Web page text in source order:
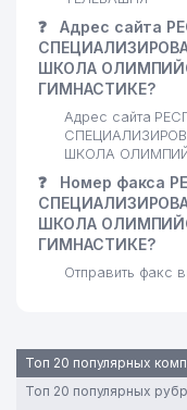
❓
Адрес сайта
ШКОЛА
ГИМНАСТИКЕ?
Адрес сайта
ШКОЛА
❓
Номер факса
ШКОЛА
ГИМНАСТИКЕ?
Отправить факс
Топ 20 популярных
Топ 20 популярных